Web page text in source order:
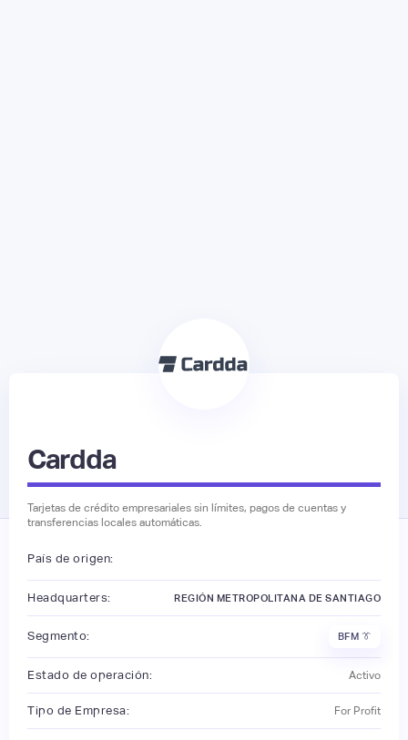
Cardda
Tarjetas de crédito empresariales sin límites, pagos de cuentas y
transferencias locales automáticas.
País de origen:
Headquarters: REGIÓN METROPOLITANA DE SANTIAGO
Segmento: BFM 👔
Estado de operación: Activo
Tipo de Empresa: For Profit